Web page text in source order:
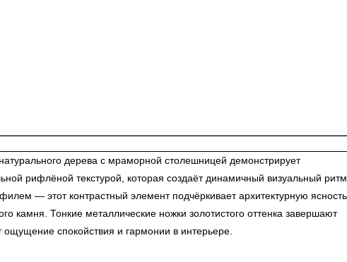
дерева с мраморной столешницей демонстрирует
рифлёной текстурой, которая создаёт динамичный визуальный ритм
— этот контрастный элемент подчёркивает архитектурную ясность
Тонкие металлические ножки золотистого оттенка завершают
ощущение спокойствия и гармонии в интерьере.